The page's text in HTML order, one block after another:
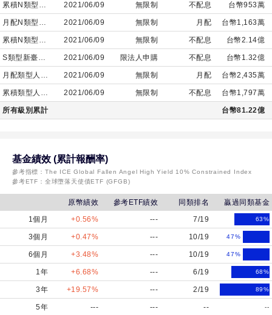
積
類
型
新
臺
幣
計
價
野
村
特
投
資
等
累積N類型美元計價 2021/06/09 無限制 不配息 台幣953萬
月配N類型澳幣計價 2021/06/09 無限制 月配 台幣1,163萬
累積N類型新臺幣計價 2021/06/09 無限制 不配息 台幣2.14億
S類型新臺幣計價 2021/06/09 限法人申購 不配息 台幣1.32億
月配類型人民幣計價 2021/06/09 無限制 月配 台幣2,435萬
累積類型人民幣計價 2021/06/09 無限制 不配息 台幣1,797萬
所有級別累計 台幣81.22億
基金績效 (累計報酬率)
參考指標： The ICE Global Fallen Angel High Yield 10% Constrained Index
參考ETF： 全球墮落天使債ETF (GFGB)
原幣績效 參考ETF績效 同類排名
贏過同類基金
1個月
+0.56% --- 7/19 63%
3個月 +0.47% --- 10/19 47%
6個月 +3.48% --- 10/19 47%
1年 +6.68% --- 6/19 68%
3年 +19.57% --- 2/19 89%
5年 --- --- -- --